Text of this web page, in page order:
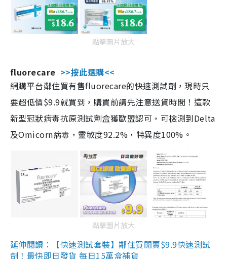
點擊圖片放大
fluorecare >>按此選購<<
網購平台鄰住買有售fluorecare的快速測試劑，現時只
要超低價$9.9就買到，購買前請先注意送貨時間！這款
新型冠狀病毒抗原測試劑盒獲歐盟認可，可檢測到Delta
及Omicorn病毒，靈敏度92.2%，特異度100%。
點擊圖片放大
延伸閱讀：【快速測試套裝】鄰住買開賣$9.9快速測試
劑！最快即日發貨 每日15萬盒補貨